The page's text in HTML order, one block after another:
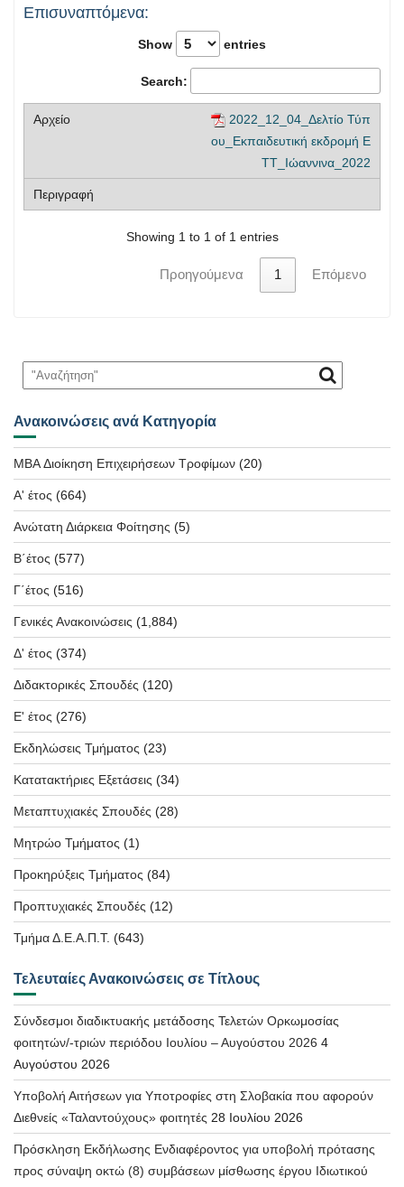
Επισυναπτόμενα:
Show entries
Search:
2022_12_04_Δελτίο Τύπ
ου_Εκπαιδευτική εκδρομή Ε
ΤΤ_Ιώαννινα_2022
Showing 1 to 1 of 1 entries
Προηγούμενα 1 Επόμενο
Ανακοινώσεις ανά Κατηγορία
MBA Διοίκηση Επιχειρήσεων Τροφίμων (20)
Α' έτος (664)
Ανώτατη Διάρκεια Φοίτησης (5)
Β΄έτος (577)
Γ΄έτος (516)
Γενικές Ανακοινώσεις (1,884)
Δ' έτος (374)
Διδακτορικές Σπουδές (120)
Ε' έτος (276)
Εκδηλώσεις Τμήματος (23)
Κατατακτήριες Εξετάσεις (34)
Μεταπτυχιακές Σπουδές (28)
Μητρώο Τμήματος (1)
Προκηρύξεις Τμήματος (84)
Προπτυχιακές Σπουδές (12)
Τμήμα Δ.Ε.Α.Π.Τ. (643)
Τελευταίες Ανακοινώσεις σε Τίτλους
Σύνδεσμοι διαδικτυακής μετάδοσης Τελετών Ορκωμοσίας
φοιτητών/-τριών περιόδου Ιουλίου – Αυγούστου 2026 4
Αυγούστου 2026
Υποβολή Αιτήσεων για Υποτροφίες στη Σλοβακία που αφορούν
Διεθνείς «Ταλαντούχους» φοιτητές 28 Ιουλίου 2026
Πρόσκληση Εκδήλωσης Ενδιαφέροντος για υποβολή πρότασης
προς σύναψη οκτώ (8) συμβάσεων μίσθωσης έργου Ιδιωτικού